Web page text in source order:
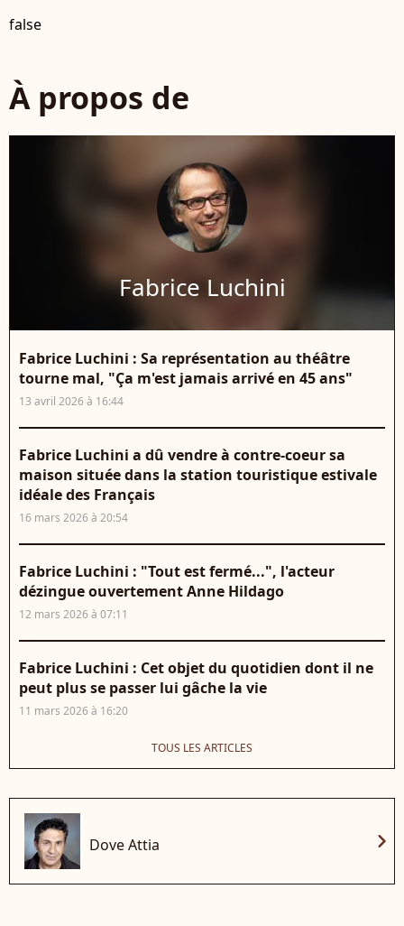
false
À propos de
Fabrice Luchini
Fabrice Luchini : Sa représentation au théâtre
tourne mal, "Ça m'est jamais arrivé en 45 ans"
13 avril 2026 à 16:44
Fabrice Luchini a dû vendre à contre-coeur sa
maison située dans la station touristique estivale
idéale des Français
16 mars 2026 à 20:54
Fabrice Luchini : "Tout est fermé...", l'acteur
dézingue ouvertement Anne Hildago
12 mars 2026 à 07:11
Fabrice Luchini : Cet objet du quotidien dont il ne
peut plus se passer lui gâche la vie
11 mars 2026 à 16:20
TOUS LES ARTICLES
Dove Attia chevron_right